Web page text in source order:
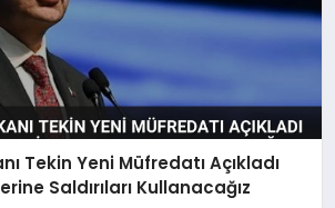
Tekin Yeni Müfredatı Açıkladı
Saldırıları Kullanacağız